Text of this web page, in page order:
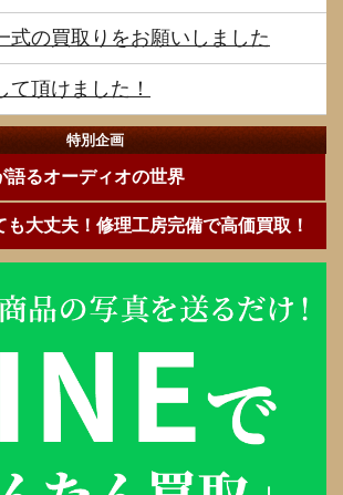
式の買取りをお願いしました
て頂けました！
特別企画
語るオーディオの世界
も大丈夫！修理工房完備で高価買取！